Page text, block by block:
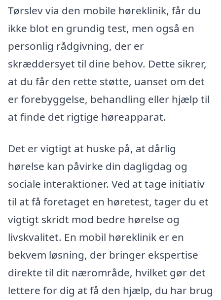
Tørslev via den mobile høreklinik, får du
ikke blot en grundig test, men også en
personlig rådgivning, der er
skræddersyet til dine behov. Dette sikrer,
at du får den rette støtte, uanset om det
er forebyggelse, behandling eller hjælp til
at finde det rigtige høreapparat.
Det er vigtigt at huske på, at dårlig
hørelse kan påvirke din dagligdag og
sociale interaktioner. Ved at tage initiativ
til at få foretaget en høretest, tager du et
vigtigt skridt mod bedre hørelse og
livskvalitet. En mobil høreklinik er en
bekvem løsning, der bringer ekspertise
direkte til dit nærområde, hvilket gør det
lettere for dig at få den hjælp, du har brug